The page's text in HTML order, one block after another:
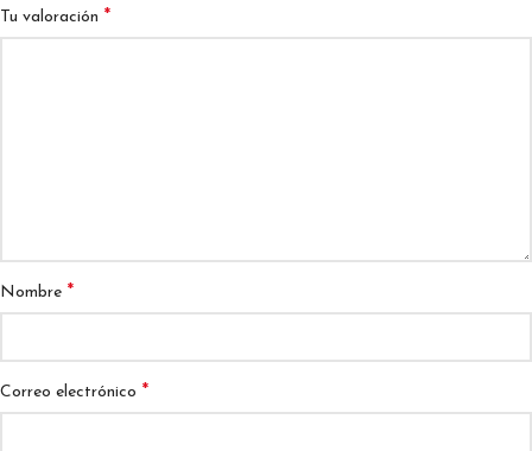
Tu valoración *
Nombre *
Correo electrónico *